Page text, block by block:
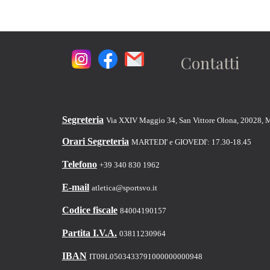
Contatti
Segreteria Via XXIV Maggio 34, San Vittore Olona, 20028,
Orari Segreteria MARTEDI' e GIOVEDI': 17.30-18.45
Telefono +39 340 830 1962
E-mail atletica@sportsvo.it
Codice fiscale 84004190157
Partita I.V.A. 03811230964
IBAN IT09L0503433791000000000948